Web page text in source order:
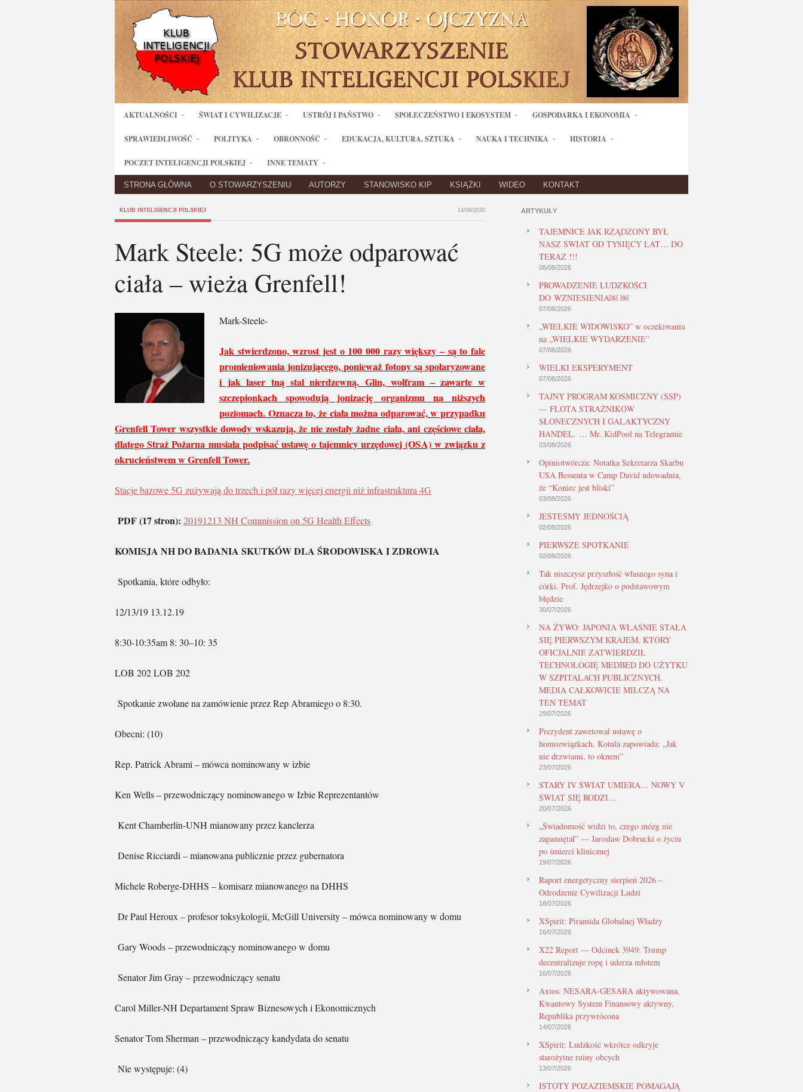
AKTUALNOŚCI ŚWIAT I CYWILIZACJE USTRÓJ I PAŃSTWO SPOŁECZEŃSTWO I EKOSYSTEM GOSPODARKA I EKONOMIA
SPRAWIEDLIWOŚĆ POLITYKA OBRONNOŚĆ EDUKACJA, KULTURA, SZTUKA NAUKA I TECHNIKA HISTORIA
POCZET INTELIGENCJI POLSKIEJ INNE TEMATY
STRONA GŁÓWNA O STOWARZYSZENIU AUTORZY STANOWISKO KIP KSIĄŻKI WIDEO KONTAKT
KLUB INTELIGENCJI POLSKIEJ 14/09/2020
Mark Steele: 5G może odparować
ciała – wieża Grenfell!
Mark-Steele-
Jak stwierdzono, wzrost jest o 100 000 razy większy – są to fale
promieniowania jonizującego, ponieważ fotony są spolaryzowane
i jak laser tną stal nierdzewną. Glin, wolfram – zawarte w
szczepionkach spowodują jonizację organizmu na niższych
poziomach. Oznacza to, że ciała można odparować, w przypadku
Grenfell Tower wszystkie dowody wskazują, że nie zostały żadne ciała, ani częściowe ciała,
dlatego Straż Pożarna musiała podpisać ustawę o tajemnicy urzędowej (OSA) w związku z
okrucieństwem w Grenfell Tower.
Stacje bazowe 5G zużywają do trzech i pół razy więcej energii niż infrastruktura 4G
PDF (17 stron): 20191213 NH Commission on 5G Health Effects
KOMISJA NH DO BADANIA SKUTKÓW DLA ŚRODOWISKA I ZDROWIA
Spotkania, które odbyło:
12/13/19 13.12.19
8:30-10:35am 8: 30–10: 35
LOB 202 LOB 202
Spotkanie zwołane na zamówienie przez Rep Abramiego o 8:30.
Obecni: (10)
Rep. Patrick Abrami – mówca nominowany w izbie
Ken Wells – przewodniczący nominowanego w Izbie Reprezentantów
Kent Chamberlin-UNH mianowany przez kanclerza
Denise Ricciardi – mianowana publicznie przez gubernatora
Michele Roberge-DHHS – komisarz mianowanego na DHHS
Dr Paul Heroux – profesor toksykologii, McGill University – mówca nominowany w domu
Gary Woods – przewodniczący nominowanego w domu
Senator Jim Gray – przewodniczący senatu
Carol Miller-NH Departament Spraw Biznesowych i Ekonomicznych
Senator Tom Sherman – przewodniczący kandydata do senatu
Nie występuje: (4)
ARTYKUŁY
TAJEMNICE JAK RZĄDZONY BYŁ
NASZ ŚWIAT OD TYSIĘCY LAT… DO
TERAZ !!!
08/08/2026
PROWADZENIE LUDZKOŚCI
DO WZNIESIENIA￼ ￼
07/08/2026
„WIELKIE WIDOWISKO” w oczekiwaniu
na „WIELKIE WYDARZENIE”
07/08/2026
WIELKI EKSPERYMENT
07/08/2026
TAJNY PROGRAM KOSMICZNY (SSP)
— FLOTA STRAŻNIKÓW
SŁONECZNYCH I GALAKTYCZNY
HANDEL. … Mr. KidPool na Telegramie
03/08/2026
Opiniotwórcza: Notatka Sekretarza Skarbu
USA Bessenta w Camp David udowadnia,
że “Koniec jest bliski”
03/08/2026
JESTEŚMY JEDNOŚCIĄ
02/08/2026
PIERWSZE SPOTKANIE
02/08/2026
Tak niszczysz przyszłość własnego syna i
córki. Prof. Jędrzejko o podstawowym
błędzie
30/07/2026
NA ŻYWO: JAPONIA WŁAŚNIE STAŁA
SIĘ PIERWSZYM KRAJEM, KTÓRY
OFICJALNIE ZATWIERDZIŁ
TECHNOLOGIĘ MEDBED DO UŻYTKU
W SZPITALACH PUBLICZNYCH.
MEDIA CAŁKOWICIE MILCZĄ NA
TEN TEMAT
29/07/2026
Prezydent zawetował ustawę o
homozwiązkach. Kotula zapowiada: „Jak
nie drzwiami, to oknem”
23/07/2026
STARY IV ŚWIAT UMIERA… NOWY V
ŚWIAT SIĘ RODZI…
20/07/2026
„Świadomość widzi to, czego mózg nie
zapamiętał” — Jarosław Dobrucki o życiu
po śmierci klinicznej
19/07/2026
Raport energetyczny sierpień 2026 –
Odrodzenie Cywilizacji Ludzi
18/07/2026
XSpirit: Piramida Globalnej Władzy
16/07/2026
X22 Report — Odcinek 3949: Trump
decentralizuje ropę i uderza młotem
16/07/2026
Axios: NESARA-GESARA aktywowana,
Kwantowy System Finansowy aktywny,
Republika przywrócona
14/07/2026
XSpirit: Ludzkość wkrótce odkryje
starożytne ruiny obcych
13/07/2026
ISTOTY POZAZIEMSKIE POMAGAJĄ